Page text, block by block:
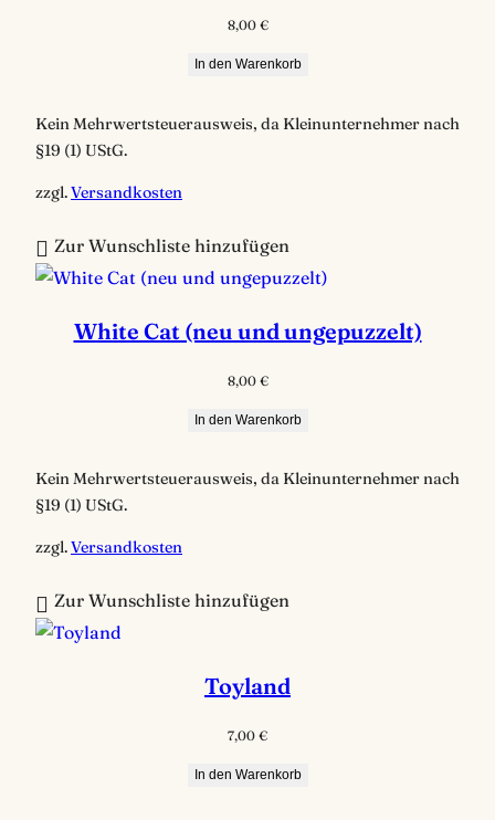
8,00 €
In den Warenkorb
Kein Mehrwertsteuerausweis, da Kleinunternehmer nach
§19 (1) UStG.
zzgl.Versandkosten
Zur Wunschliste hinzufügen
White Cat (neu und ungepuzzelt)
8,00 €
In den Warenkorb
Kein Mehrwertsteuerausweis, da Kleinunternehmer nach
§19 (1) UStG.
zzgl.Versandkosten
Zur Wunschliste hinzufügen
Toyland
7,00 €
In den Warenkorb